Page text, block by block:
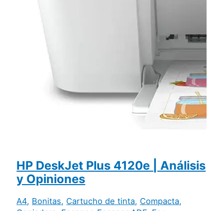
HP DeskJet Plus 4120e | Análisis
y Opiniones
A4, Bonitas, Cartucho de tinta, Compacta,